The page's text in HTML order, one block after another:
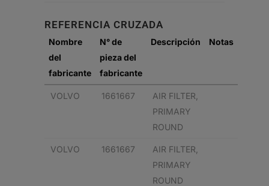
REFERENCIA CRUZADA
Nombre
del
fabricante
N° de
pieza del
fabricante
Descripción Notas
VOLVO 1661667
AIR FILTER,
PRIMARY
ROUND
VOLVO 1661667
AIR FILTER,
PRIMARY
ROUND